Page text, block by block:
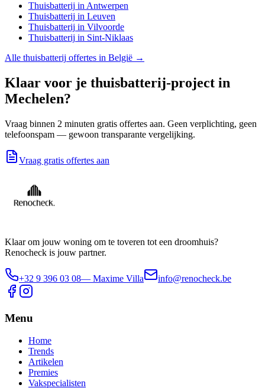
Thuisbatterij in Antwerpen
Thuisbatterij in Leuven
Thuisbatterij in Vilvoorde
Thuisbatterij in Sint-Niklaas
Alle thuisbatterij offertes in België →
Klaar voor je thuisbatterij-project in
Mechelen?
Vraag binnen 2 minuten gratis offertes aan. Geen verplichting, geen
telefoonspam — gewoon transparante vergelijking.
Vraag gratis offertes aan
Klaar om jouw woning om te toveren tot een droomhuis?
Renocheck is jouw partner.
+32 9 396 03 08— Maxime Villa info@renocheck.be
Menu
Home
Trends
Artikelen
Premies
Vakspecialisten